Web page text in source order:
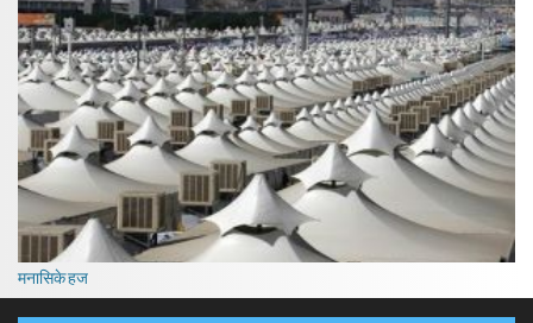
मनासिके हज